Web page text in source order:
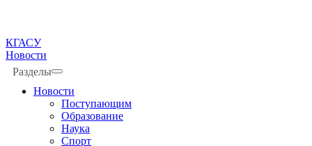
КГАСУ
Новости
Разделы
Новости
Поступающим
Образование
Наука
Спорт